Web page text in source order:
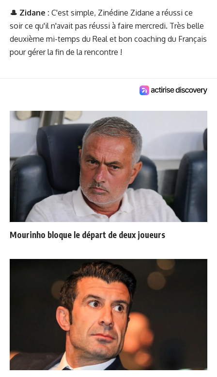
🎩 Zidane : C'est simple, Zinédine Zidane a réussi ce
soir ce qu'il n'avait pas réussi à faire mercredi. Très belle
deuxième mi-temps du Real et bon coaching du Français
pour gérer la fin de la rencontre !
Mourinho bloque le départ de deux joueurs